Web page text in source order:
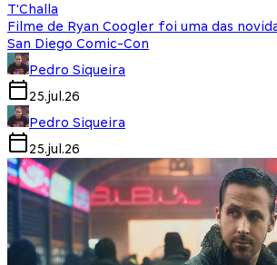
T'Challa
Filme de Ryan Coogler foi uma das
San Diego Comic-Con
Pedro Siqueira
25.jul.26
Pedro Siqueira
25.jul.26